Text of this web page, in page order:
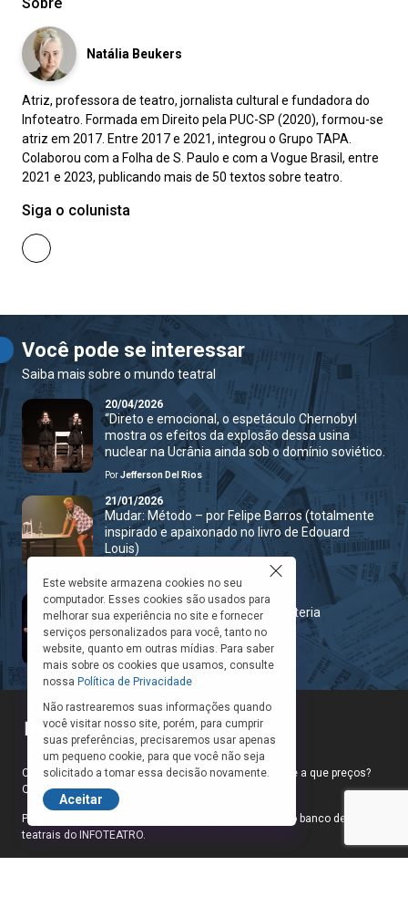
Natália Beukers
Atriz, professora de teatro, jornalista cultural e fundadora do
Infoteatro. Formada em Direito pela PUC-SP (2020), formou-se
atriz em 2017. Entre 2017 e 2021, integrou o Grupo TAPA.
Colaborou com a Folha de S. Paulo e com a Vogue Brasil, entre
2021 e 2023, publicando mais de 50 textos sobre teatro.
Siga o colunista
Você pode se interessar
Saiba mais sobre o mundo teatral
20/04/2026
“Direto e emocional, o espetáculo Chernobyl
mostra os efeitos da explosão dessa usina
nuclear na Ucrânia ainda sob o domínio soviético.
PorJefferson Del Rios
21/01/2026
Mudar: Método – por Felipe Barros (totalmente
inspirado e apaixonado no livro de Edouard
Louis)
29/11/2025
Dois de Nós já é Sucesso de Bilheteria
PorNatália Beukers
Como faço para ir ao teatro? Onde compro ingressos e a que preços?
Quais peças estão em cartaz?
Para responder a essas e outras perguntas, criamos o banco de peças
teatrais do INFOTEATRO.
Este website armazena cookies no seu
computador. Esses cookies são usados para
melhorar sua experiência no site e fornecer
serviços personalizados para você, tanto no
website, quanto em outras mídias. Para saber
mais sobre os cookies que usamos, consulte
nossa Política de Privacidade
Não rastrearemos suas informações quando
você visitar nosso site, porém, para cumprir
suas preferências, precisaremos usar apenas
um pequeno cookie, para que você não seja
solicitado a tomar essa decisão novamente.
Aceitar